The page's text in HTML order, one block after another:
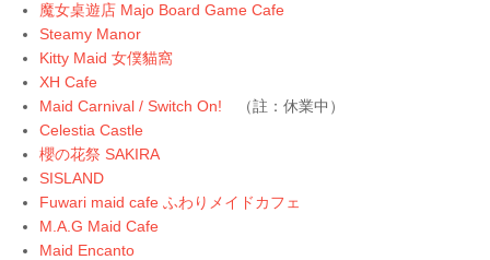
魔女桌遊店 Majo Board Game Cafe
Steamy Manor
Kitty Maid 女僕貓窩
XH Cafe
Maid Carnival / Switch On!
（註：休業中）
Celestia Castle
櫻の花祭 SAKIRA
SISLAND
Fuwari maid cafe ふわりメイドカフェ
M.A.G Maid Cafe
Maid Encanto